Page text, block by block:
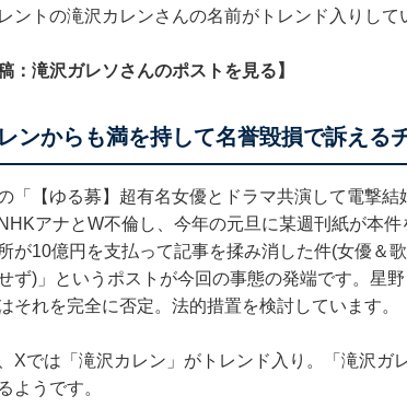
ントの滝沢カレンさんの名前がトレンド入りして
：滝沢ガレソさんのポストを見る】
ンからも満を持して名誉毀損で訴える
「【ゆる募】超有名女優とドラマ共演して電撃
アナとW不倫し、今年の元旦に某週刊紙が本
が10億円を支払って記事を揉み消した件(女優＆
ず)」というポストが今回の事態の発端です。星
それを完全に否定。法的措置を検討しています。
Xでは「滝沢カレン」がトレンド入り。「滝沢ガ
ようです。